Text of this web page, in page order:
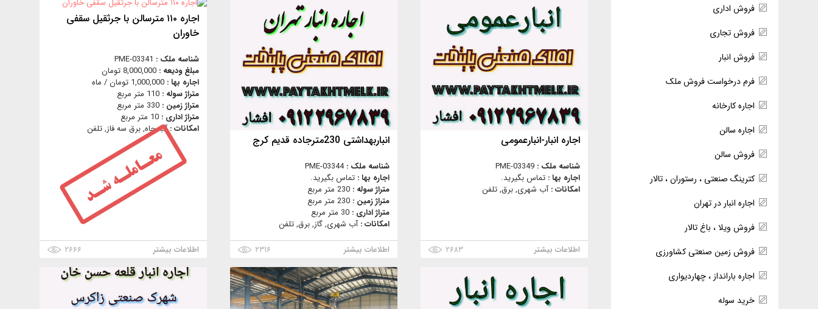
فروش اداری
فروش تجاری
فروش انبار
فرم درخواست فروش ملک
اجاره کارخانه
اجاره سالن
فروش سالن
کترینگ صنعتی ، رستوران ، تالار
اجاره انبار در تهران
فروش ویلا ، باغ تالار
فروش زمین صنعتی کشاورزی
اجاره بارانداز ، چهاردیواری
خرید سوله
اجاره انبار-انبارعمومی
شناسه ملک : PME-03349
اجاره بها : تماس بگیرید.
امکانات :آب شهری, برق, تلفن
اطلاعات بیشتر ۲۶۸۳
انباربهداشتی 230مترجاده قدیم کرج
شناسه ملک :PME-03344
اجاره بها : تماس بگیرید.
متراژ سوله : 230 متر مربع
متراژ زمین : 230 متر مربع
متراژ اداری : 30 متر مربع
امکانات :آب شهری, گاز, برق, تلفن
اطلاعات بیشتر
۲۳۱۶
اجاره ۱۱۰ مترسالن با جرثقیل سقفی
خاوران
شناسه ملک : PME-03341
مبلغ ودیعه : 8,000,000 تومان
اجاره بها : 1,000,000 تومان / ماه
متراژ سوله : 110 متر مربع
متراژ زمین : 330 متر مربع
متراژ اداری : 10 متر مربع
امکانات :آب چاه, برق سه فاز, تلفن
اطلاعات بیشتر ۲۶۶۶